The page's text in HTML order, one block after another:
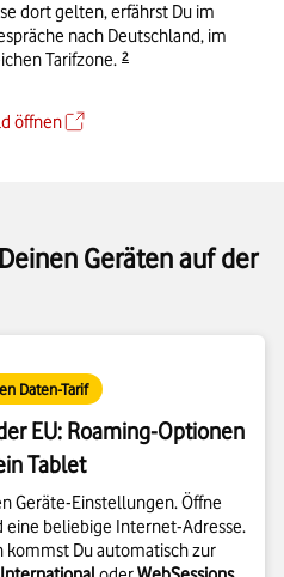
dort gelten, erfährst Du im
nach Deutschland, im
Tarifzone. 2Details zur Fußnote
öffnen
Geräten auf der
Daten-Tarif
EU: Roaming-Optionen
Tablet
Geräte-Einstellungen. Öffne
eine beliebige Internet-Adresse.
kommst Du automatisch zur